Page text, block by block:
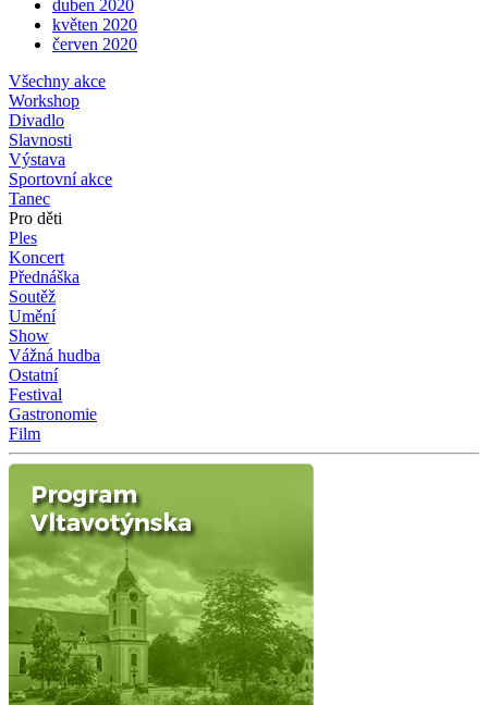
duben 2020
květen 2020
červen 2020
Všechny akce
Workshop
Divadlo
Slavnosti
Výstava
Sportovní akce
Tanec
Pro děti
Ples
Koncert
Přednáška
Soutěž
Umění
Show
Vážná hudba
Ostatní
Festival
Gastronomie
Film